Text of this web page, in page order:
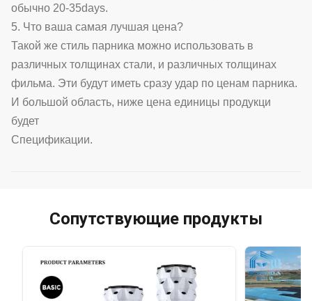
обычно 20-35days.
5. Что ваша самая лучшая цена?
Такой же стиль парника можно использовать в
различных толщинах стали, и различных толщинах
фильма. Эти будут иметь сразу удар по ценам парника.
И большой область, ниже цена единицы продукци
будет
Спецификации.
Сопутствующие продукты